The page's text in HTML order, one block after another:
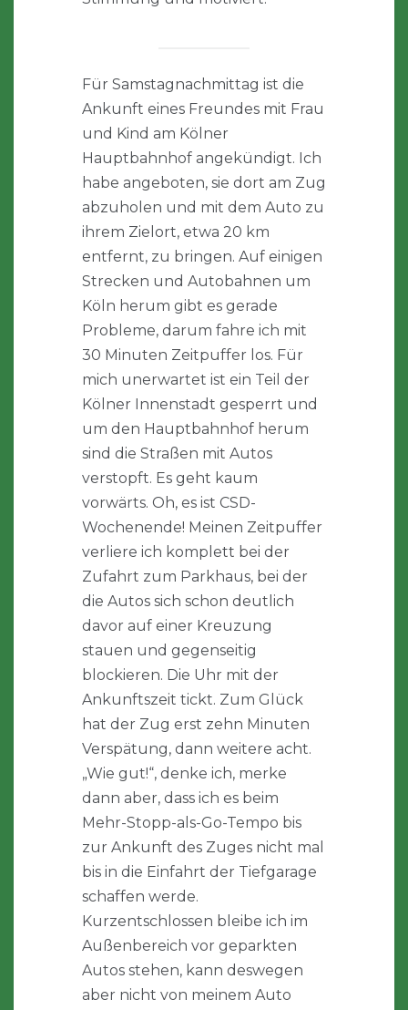
Für Samstagnachmittag ist die
Ankunft eines Freundes mit Frau
und Kind am Kölner
Hauptbahnhof angekündigt. Ich
habe angeboten, sie dort am Zug
abzuholen und mit dem Auto zu
ihrem Zielort, etwa 20 km
entfernt, zu bringen. Auf einigen
Strecken und Autobahnen um
Köln herum gibt es gerade
Probleme, darum fahre ich mit
30 Minuten Zeitpuffer los. Für
mich unerwartet ist ein Teil der
Kölner Innenstadt gesperrt und
um den Hauptbahnhof herum
sind die Straßen mit Autos
verstopft. Es geht kaum
vorwärts. Oh, es ist CSD-
Wochenende! Meinen Zeitpuffer
verliere ich komplett bei der
Zufahrt zum Parkhaus, bei der
die Autos sich schon deutlich
davor auf einer Kreuzung
stauen und gegenseitig
blockieren. Die Uhr mit der
Ankunftszeit tickt. Zum Glück
hat der Zug erst zehn Minuten
Verspätung, dann weitere acht.
„Wie gut!“, denke ich, merke
dann aber, dass ich es beim
Mehr-Stopp-als-Go-Tempo bis
zur Ankunft des Zuges nicht mal
bis in die Einfahrt der Tiefgarage
schaffen werde.
Kurzentschlossen bleibe ich im
Außenbereich vor geparkten
Autos stehen, kann deswegen
aber nicht von meinem Auto